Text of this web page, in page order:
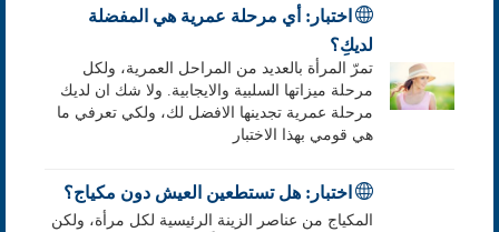
اختبار: أي مرحلة عمرية هي المفضلة
لديكِ؟
تمرّ المرأة بالعديد من المراحل العمرية، ولكل
مرحلة ميزاتها السلبية والايجابية. ولا شك ان لديك
مرحلة عمرية تجدينها الافضل لك، ولكي تعرفي ما
هي قومي بهذا الاختبار
اختبار: هل تستطعين العيش دون مكياج؟
المكياج من عناصر الزينة الرئيسية لكل مرأة، ولكن